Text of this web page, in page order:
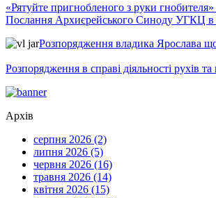
«Рятуйте пригнобленого з руки
Послання Архиєрейського Синоду УГКЦ в
Розпорядження владика Ярослава
Розпорядження в справі діяльності рухів
Архів
серпня 2026 (2)
липня 2026 (5)
червня 2026 (16)
травня 2026 (14)
квітня 2026 (15)